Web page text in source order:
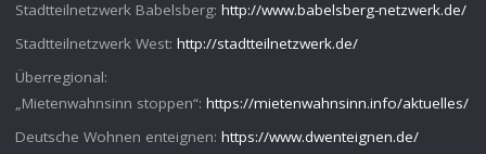
Stadtteilnetzwerk Babelsberg: http://www.babelsberg-netzwerk.de/
Stadtteilnetzwerk West: http://stadtteilnetzwerk.de/
Überregional:
„Mietenwahnsinn stoppen“: https://mietenwahnsinn.info/aktuelles/
Deutsche Wohnen enteignen: https://www.dwenteignen.de/